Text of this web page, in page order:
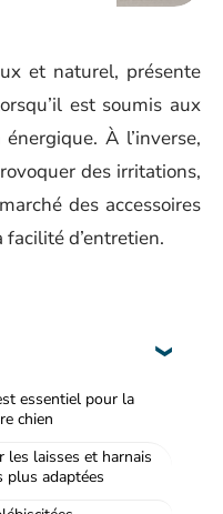
et naturel, présente
est soumis aux
À l’inverse,
des irritations,
des accessoires
facilité d’entretien.
essentiel pour la
chien
laisses et harnais
plus adaptées